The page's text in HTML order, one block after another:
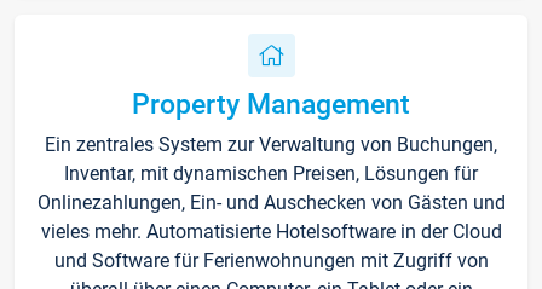
Property Management
Ein zentrales System zur Verwaltung von Buchungen,
Inventar, mit dynamischen Preisen, Lösungen für
Onlinezahlungen, Ein- und Auschecken von Gästen und
vieles mehr. Automatisierte Hotelsoftware in der Cloud
und Software für Ferienwohnungen mit Zugriff von